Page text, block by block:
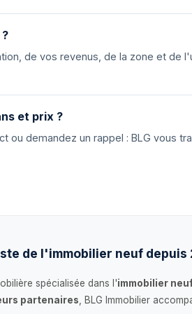
de vos revenus, de la zone et de
et prix ?
ou demandez un rappel : BLG vous
de l'immobilier neuf depuis
spécialisée dans l'immobilier
partenaires , BLG Immobilier